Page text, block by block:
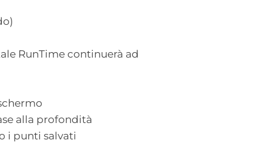
RunTime continuerà ad
alla profondità
i punti salvati